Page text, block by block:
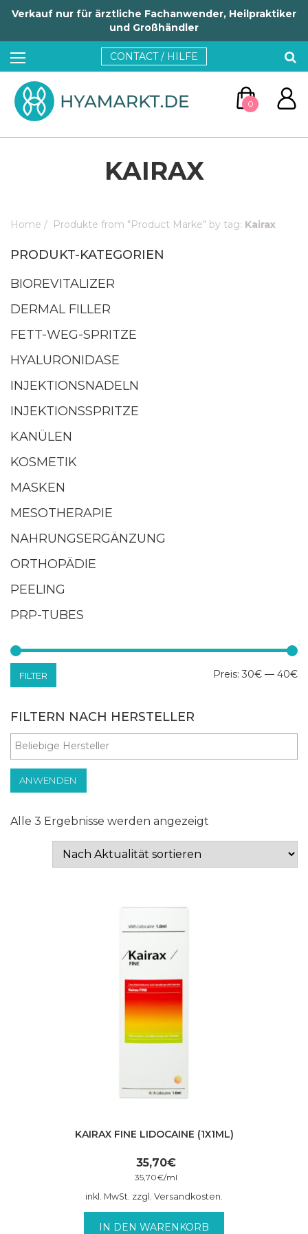
Verkauf nur für ärztliche Fachanwender, Heilpraktiker
und Großhändler
CONTACT / HILFE
0
ZUM WARENKORB
WEITER EINKAUFEN
KAIRAX
Home / Produkte from "Product Marke" by tag: Kairax
PRODUKT-KATEGORIEN
BIOREVITALIZER
DERMAL FILLER
FETT-WEG-SPRITZE
HYALURONIDASE
INJEKTIONSNADELN
INJEKTIONSSPRITZE
KANÜLEN
KOSMETIK
MASKEN
MESOTHERAPIE
NAHRUNGSERGÄNZUNG
ORTHOPÄDIE
PEELING
PRP-TUBES
FILTER Preis: 30€ — 40€
FILTERN NACH HERSTELLER
ANWENDEN
Alle 3 Ergebnisse werden angezeigt
KAIRAX FINE LIDOCAINE (1X1ML)
35,70€
35,70€/ml
inkl. MwSt. zzgl. Versandkosten.
IN DEN WARENKORB